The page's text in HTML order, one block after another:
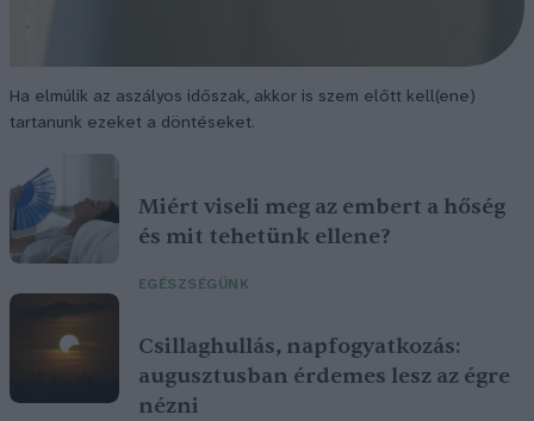
Ha elmúlik az aszályos időszak, akkor is szem előtt kell(ene)
tartanunk ezeket a döntéseket.
Miért viseli meg az embert a hőség
és mit tehetünk ellene?
EGÉSZSÉGÜNK
Csillaghullás, napfogyatkozás:
augusztusban érdemes lesz az égre
nézni